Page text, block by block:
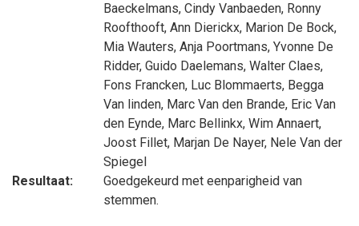
Baeckelmans, Cindy Vanbaeden, Ronny
Roofthooft, Ann Dierickx, Marion De Bock,
Mia Wauters, Anja Poortmans, Yvonne De
Ridder, Guido Daelemans, Walter Claes,
Fons Francken, Luc Blommaerts, Begga
Van linden, Marc Van den Brande, Eric Van
den Eynde, Marc Bellinkx, Wim Annaert,
Joost Fillet, Marjan De Nayer, Nele Van der
Spiegel
Resultaat:
Goedgekeurd met eenparigheid van
stemmen.